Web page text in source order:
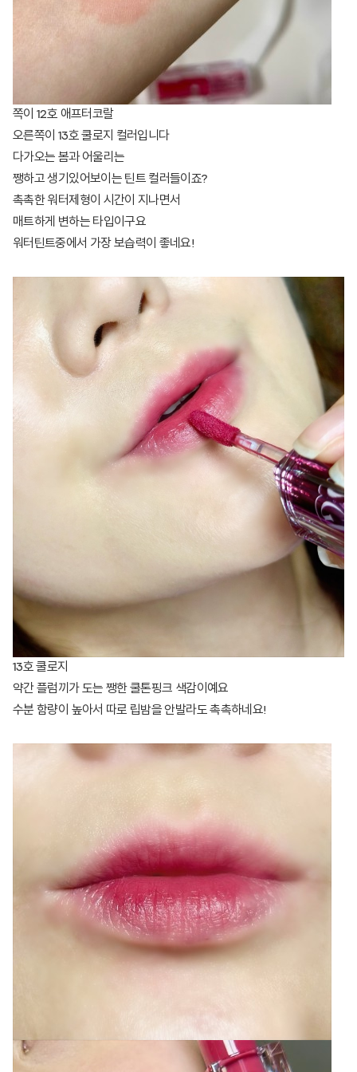
쪽이 12호 애프터코랄
오른쪽이 13호 쿨로지 컬러입니다
다가오는 봄과 어울리는
쨍하고 생기있어보이는 틴트 컬러들이죠?
촉촉한 워터제형이 시간이 지나면서
매트하게 변하는 타입이구요
워터틴트중에서 가장 보습력이 좋네요!
13호 쿨로지
약간 플럼끼가 도는 쨍한 쿨톤핑크 색감이예요
수분 함량이 높아서 따로 립밤을 안발라도 촉촉하네요!